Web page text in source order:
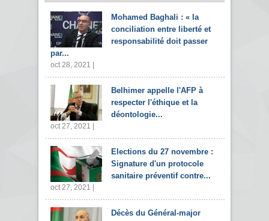
Mohamed Baghali : « la
conciliation entre liberté et
responsabilité doit passer
par...
oct 28, 2021 |
Belhimer appelle l'AFP à
respecter l'éthique et la
déontologie...
oct 27, 2021 |
Elections du 27 novembre :
Signature d'un protocole
sanitaire préventif contre...
oct 27, 2021 |
Décès du Général-major